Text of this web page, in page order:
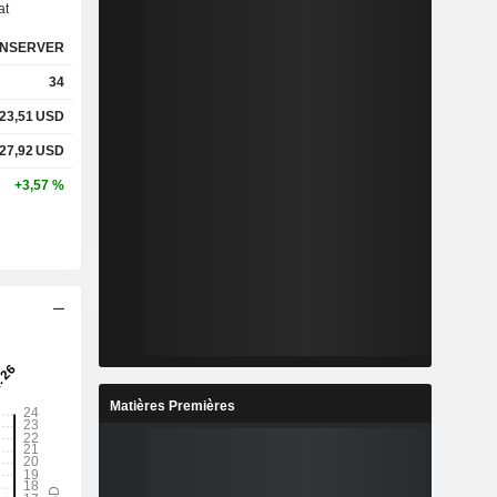
6,73 %
125,92 %
34
USD
USD
+3,57 %
Matières Premières